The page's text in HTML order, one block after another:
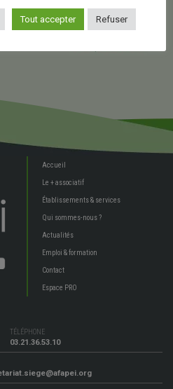
Accueil
Le + associatif
Établissements & services
Qui sommes-nous ?
Actualités
Emploi & formation
Contact
Espace PRO
TÉLÉPHONE
03.21.36.53.10
Tout accepter Refuser